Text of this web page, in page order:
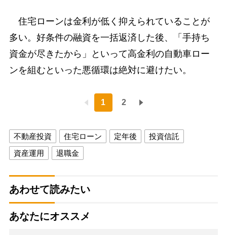
住宅ローンは金利が低く抑えられていることが
多い。好条件の融資を一括返済した後、「手持ち
資金が尽きたから」といって高金利の自動車ロー
ンを組むといった悪循環は絶対に避けたい。
1 2
不動産投資 住宅ローン 定年後
投資信託
資産運用
退職金
あわせて読みたい
あなたにオススメ